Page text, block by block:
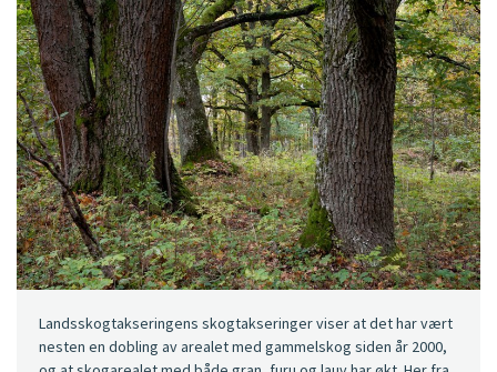
Landsskogtakseringens skogtakseringer viser at det har vært
nesten en dobling av arealet med gammelskog siden år 2000,